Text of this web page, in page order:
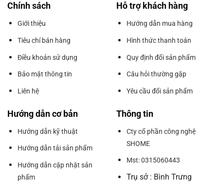
Chính sách
Giới thiệu
Tiêu chí bán hàng
Điều khoản sử dụng
Bảo mật thông tin
Liên hệ
Hỗ trợ khách hàng
Hướng dẫn mua hàng
Hình thức thanh toán
Quy định đổi sản phẩm
Câu hỏi thường gặp
Yêu cầu đổi sản phẩm
Hướng dẫn cơ bản
Hướng dẫn kỹ thuật
Hướng dẫn tải sản phẩm
Hướng dẫn cập nhật sản
phẩm
Thông tin
Cty cổ phần công nghệ
SHOME
Mst: 0315060443
Trụ sở : Bình Trưng